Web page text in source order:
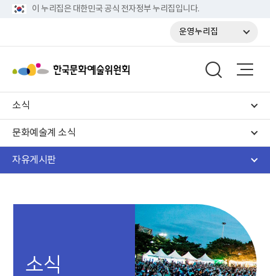
이 누리집은 대한민국 공식 전자정부 누리집입니다.
운영누리집
소식
문화예술계 소식
자유게시판
소식